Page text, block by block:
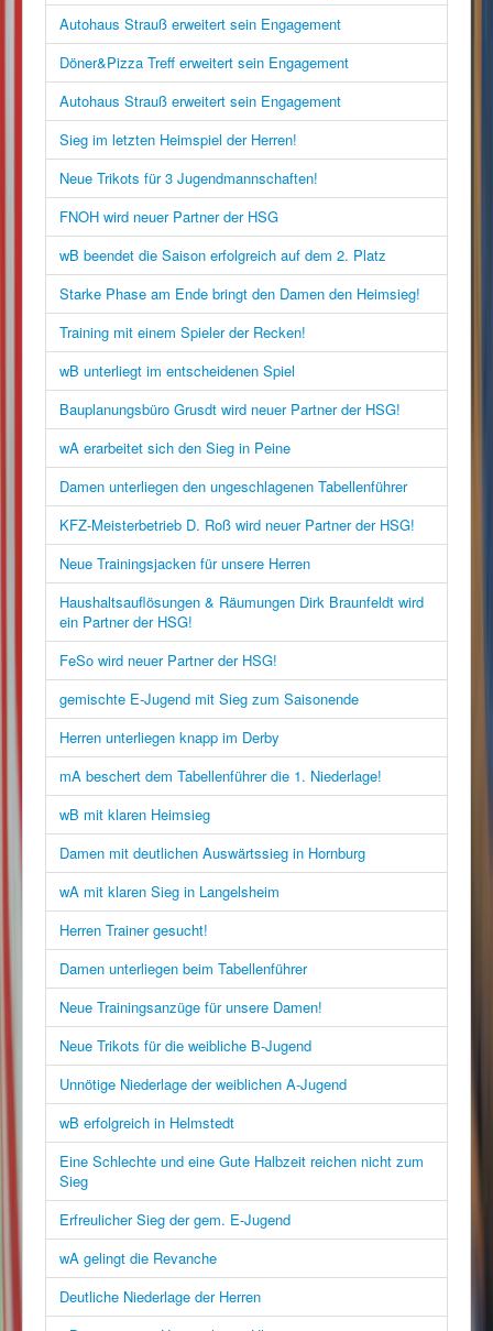
Autohaus Strauß erweitert sein Engagement
Döner&Pizza Treff erweitert sein Engagement
Autohaus Strauß erweitert sein Engagement
Sieg im letzten Heimspiel der Herren!
Neue Trikots für 3 Jugendmannschaften!
FNOH wird neuer Partner der HSG
wB beendet die Saison erfolgreich auf dem 2. Platz
Starke Phase am Ende bringt den Damen den Heimsieg!
Training mit einem Spieler der Recken!
wB unterliegt im entscheidenen Spiel
Bauplanungsbüro Grusdt wird neuer Partner der HSG!
wA erarbeitet sich den Sieg in Peine
Damen unterliegen den ungeschlagenen Tabellenführer
KFZ-Meisterbetrieb D. Roß wird neuer Partner der HSG!
Neue Trainingsjacken für unsere Herren
Haushaltsauflösungen & Räumungen Dirk Braunfeldt wird
ein Partner der HSG!
FeSo wird neuer Partner der HSG!
gemischte E-Jugend mit Sieg zum Saisonende
Herren unterliegen knapp im Derby
mA beschert dem Tabellenführer die 1. Niederlage!
wB mit klaren Heimsieg
Damen mit deutlichen Auswärtssieg in Hornburg
wA mit klaren Sieg in Langelsheim
Herren Trainer gesucht!
Damen unterliegen beim Tabellenführer
Neue Trainingsanzüge für unsere Damen!
Neue Trikots für die weibliche B-Jugend
Unnötige Niederlage der weiblichen A-Jugend
wB erfolgreich in Helmstedt
Eine Schlechte und eine Gute Halbzeit reichen nicht zum
Sieg
Erfreulicher Sieg der gem. E-Jugend
wA gelingt die Revanche
Deutliche Niederlage der Herren